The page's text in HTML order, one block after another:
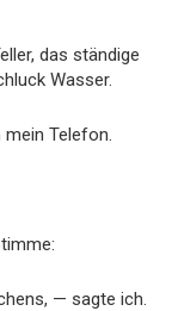
das ständige
Wasser.
Telefon.
— sagte ich.